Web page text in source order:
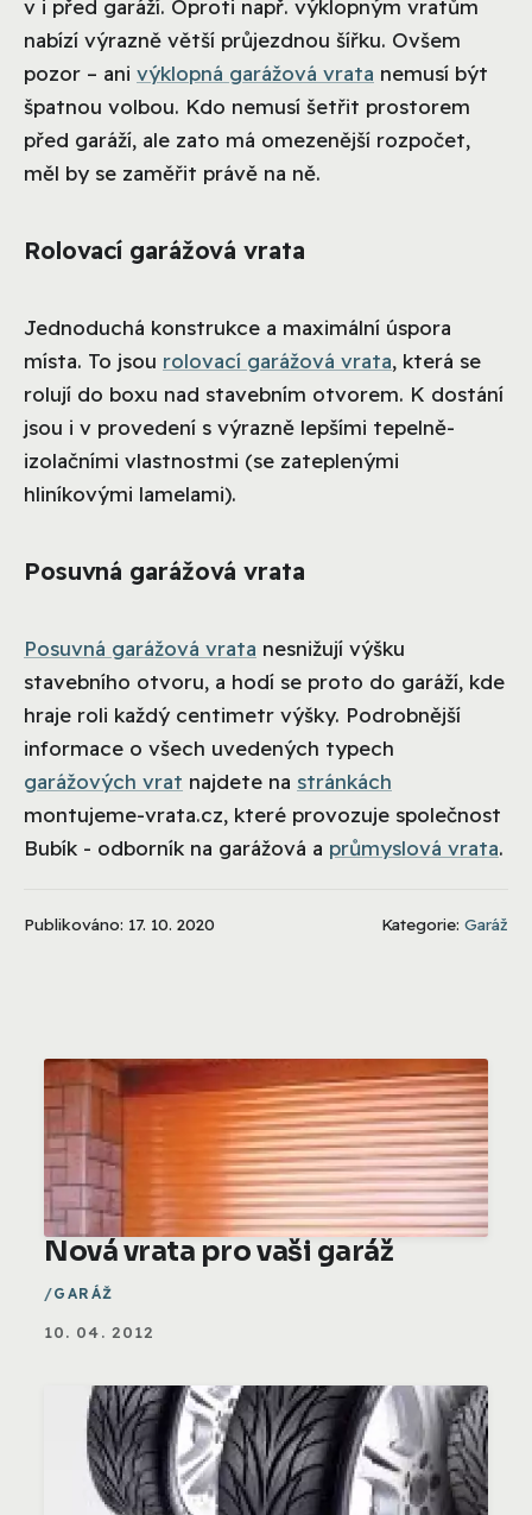
v i před garáží. Oproti např. výklopným vratům
nabízí výrazně větší průjezdnou šířku. Ovšem
pozor – ani výklopná garážová vrata nemusí být
špatnou volbou. Kdo nemusí šetřit prostorem
před garáží, ale zato má omezenější rozpočet,
měl by se zaměřit právě na ně.
Rolovací garážová vrata
Jednoduchá konstrukce a maximální úspora
místa. To jsou rolovací garážová vrata, která se
rolují do boxu nad stavebním otvorem. K dostání
jsou i v provedení s výrazně lepšími tepelně-
izolačními vlastnostmi (se zateplenými
hliníkovými lamelami).
Posuvná garážová vrata
Posuvná garážová vrata nesnižují výšku
stavebního otvoru, a hodí se proto do garáží, kde
hraje roli každý centimetr výšky. Podrobnější
informace o všech uvedených typech
garážových vrat najdete na stránkách
montujeme-vrata.cz, které provozuje společnost
Bubík - odborník na garážová a průmyslová vrata.
Publikováno: 17. 10. 2020 Kategorie: Garáž
Nová vrata pro vaši garáž
GARÁŽ
10. 04. 2012